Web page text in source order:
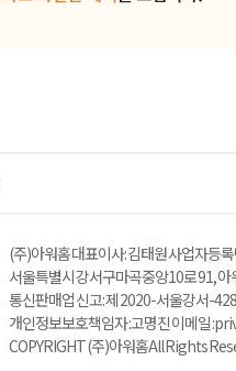
(주)아워홈 대표이사 : 김태원 사업자등
서울특별시 강서구 마곡중앙10로 91,
통신판매업 신고 : 제 2020-서울강서-
개인정보보호책임자 : 고명진 이메일 :
COPYRIGHT (주)아워홈 All Rights